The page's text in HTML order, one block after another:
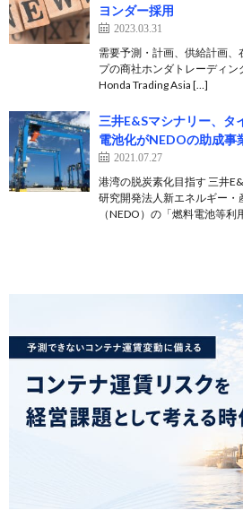
ヨンダー採用
2023.03.31
需要予測・計画、供給計画
プの商社ホンダトレーディ
Honda Trading Asia […]
三井E&Sマシナリー、タ
電池化がNEDOの助成事
2021.07.27
港湾の脱炭素化目指す 三井
研究開発法人新エネルギー・
（NEDO）の「燃料電池等